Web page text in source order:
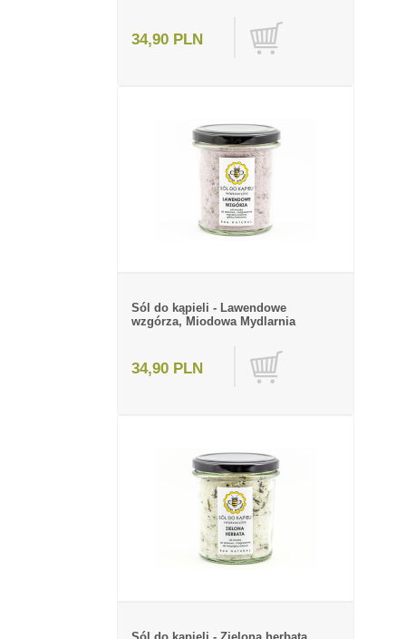
34,90 PLN
Sól do kąpieli - Lawendowe
wzgórza, Miodowa Mydlarnia
34,90 PLN